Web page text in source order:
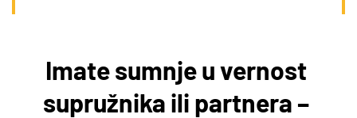
Imate sumnje u vernost
supružnika ili partnera –